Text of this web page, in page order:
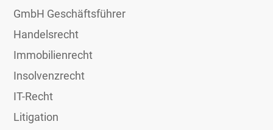
GmbH Geschäftsführer
Handelsrecht
Immobilienrecht
Insolvenzrecht
IT-Recht
Litigation